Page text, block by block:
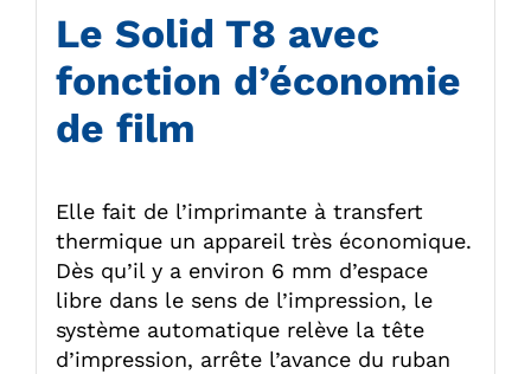
Le Solid T8 avec
fonction d’économie
de film
Elle fait de l’imprimante à transfert
thermique un appareil très économique.
Dès qu’il y a environ 6 mm d’espace
libre dans le sens de l’impression, le
système automatique relève la tête
d’impression, arrête l’avance du ruban